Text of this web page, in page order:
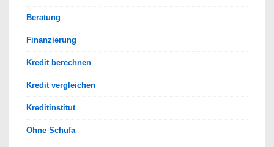
Beratung
Finanzierung
Kredit berechnen
Kredit vergleichen
Kreditinstitut
Ohne Schufa